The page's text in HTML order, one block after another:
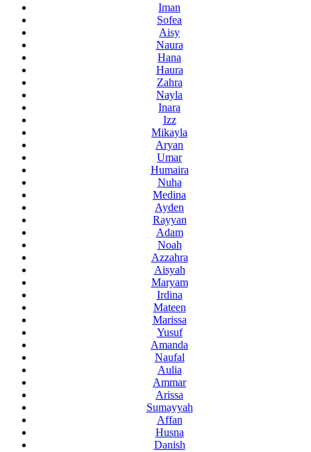
Iman
Sofea
Aisy
Naura
Hana
Haura
Zahra
Nayla
Inara
Izz
Mikayla
Aryan
Umar
Humaira
Nuha
Medina
Ayden
Rayyan
Adam
Noah
Azzahra
Aisyah
Maryam
Irdina
Mateen
Marissa
Yusuf
Amanda
Naufal
Aulia
Ammar
Arissa
Sumayyah
Affan
Husna
Danish